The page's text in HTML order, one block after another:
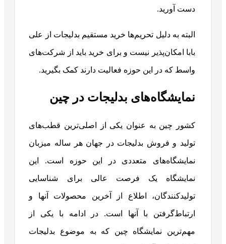
دست آورید.
البته به دلیل تحریم‌ها خرید مستقیم بدلیجات از علی
بابا امکان‌پذیر نیست و برای خرید باید از شرکت‌های
واسط که در این حوزه فعالیت دارند کمک بگیرید.
نمایشگاه‌های بدلیجات در چین
کشور چین به عنوان یکی از اصلی‌ترین قطب‌های
تولید و فروش بدلیجات در جهان هر ساله میزبان
نمایشگاه‌های متعددی در این حوزه است. این
نمایشگاه یک فرصت عالی برای شناسایی
تولیدکنندگان، اطلاع از آخرین محصولات آنها و
ارتباط‌گرفتن با آنها است. در ادامه با یکی از
مهم‌ترین نمایشگاه چین که به موضوع بدلیجات